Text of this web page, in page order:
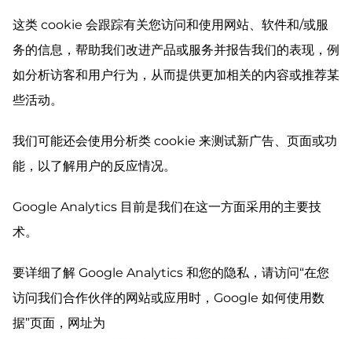
这类 cookie 会跟踪有关您访问和使用网站、软件和/或服
务的信息，帮助我们改进产品或服务并报告我们的表现，例
如分析访客和用户行为，从而提供更加相关的内容或推荐某
些活动。
我们可能还会使用分析类 cookie 来测试新广告、页面或功
能，以了解用户的反应情况。
Google Analytics 目前是我们在这一方面采用的主要技
术。
要详细了解 Google Analytics 和您的隐私，请访问“在您
访问我们合作伙伴的网站或应用时，Google 如何使用数
据”页面，网址为